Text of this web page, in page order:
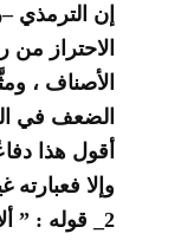
إن الترمذي
الاحتراز
الأصناف ،
الضعف في
أقول هذا
وإلا فعبارته
2_ قوله : ”